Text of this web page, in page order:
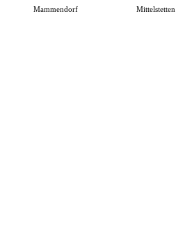
Mammendorf Mittelstetten